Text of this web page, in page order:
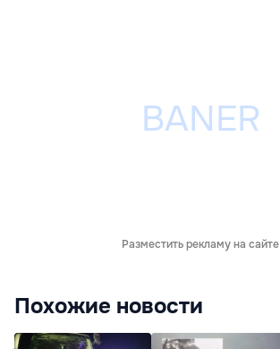
Разместить рекламу на сайте
Похожие новости